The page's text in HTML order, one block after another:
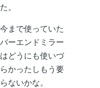
た。
今まで使っていた
バーエンドミラー
はどうにも使いづ
らかったしもう要
らないかな。